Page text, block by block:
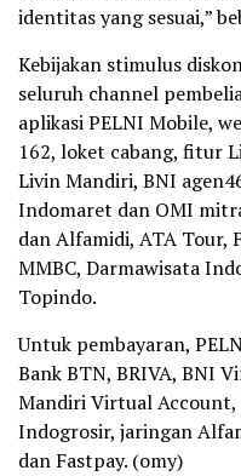
identitas yang sesuai,”
Kebijakan stimulus
seluruh channel
aplikasi PELNI Mobile,
162, loket cabang, fitur
Livin Mandiri, BNI
Indomaret dan OMI
dan Alfamidi, ATA Tour,
MMBC, Darmawisata
Topindo.
Untuk pembayaran,
Bank BTN, BRIVA, BNI
Mandiri Virtual
Indogrosir, jaringan
dan Fastpay. (omy)